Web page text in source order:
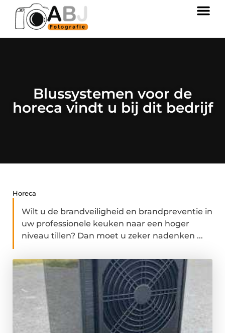
Blussystemen voor de
horeca vindt u bij dit bedrijf
Horeca
Wilt u de brandveiligheid en brandpreventie in
uw professionele keuken naar een hoger
niveau tillen? Dan moet u zeker nadenken ...